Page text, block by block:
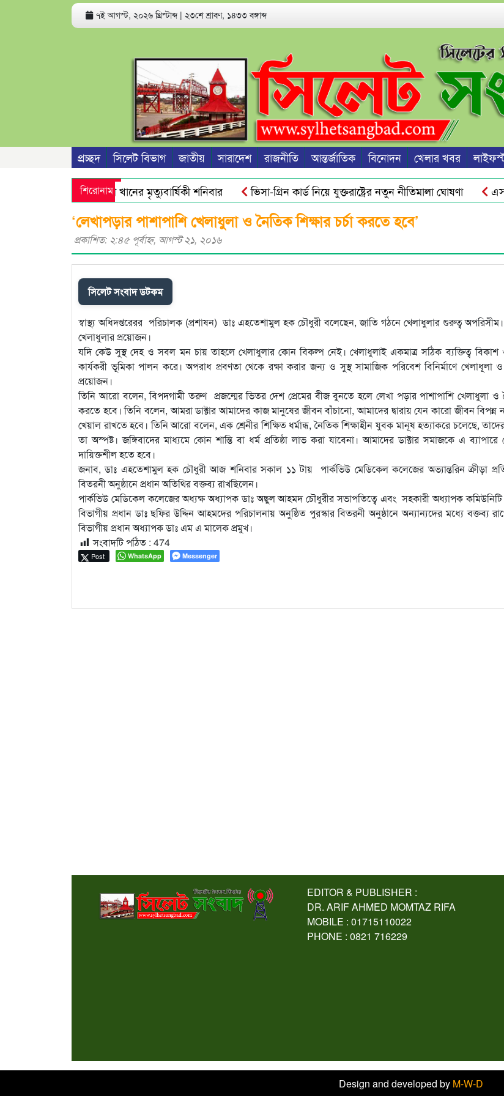
৭ই আগস্ট, ২০২৬ খ্রিস্টাব্দ | ২৩শে শ্রাবণ, ১৪৩৩ বঙ্গাব্দ
প্রচ্ছদ সিলেট বিভাগ জাতীয় সারাদেশ রাজনীতি আন্তর্জাতিক বিনোদন খেলার খবর
শিরোনাম
সভাপতি রজব আলী খানের মৃত্যুবার্ষিকী শনিবার ভিসা-গ্রিন কার্ড নিয়ে যুক্তরাষ্ট্রের নতুন নীতিমালা ঘোষণা
নতুন বাংলাদেশের পথচলা শুরু হবে জুলাই স্মৃতি জাদুঘর থেকে : ড. ইউনূস
‘লেখাপড়ার পাশাপাশি খেলাধুলা ও নৈতিক শিক্ষার চর্চা করতে হবে’
প্রকাশিত: ২:৪৫ পূর্বাহ্ণ, আগস্ট ২১, ২০১৬
সিলেট সংবাদ ডটকম
স্বাস্থ্য অধিদপ্তরেরর পরিচালক (প্রশাষন) ডাঃ এহতেশামুল হক চৌধুরী বলেছেন, জাতি গঠনে খেলাধুলার গুরুত্ব
খেলাধুলার প্রয়োজন।
যদি কেউ সুস্থ দেহ ও সবল মন চায় তাহলে খেলাধুলার কোন বিকল্প নেই। খেলাধুলাই একমাত্র সঠিক ব্যক্তিত্ব বিকাশ
কার্যকরী ভূমিকা পালন করে। অপরাধ প্রবণতা থেকে রক্ষা করার জন্য ও সুস্থ সামাজিক পরিবেশ বিনির্মাণে খেলাধূলা ও
প্রয়োজন।
তিনি আরো বলেন, বিপদগামী তরুণ প্রজন্মের ভিতর দেশ প্রেমের বীজ বুনতে হলে লেখা পড়ার পাশাপাশি খেলাধুলা ও
করতে হবে। তিনি বলেন, আমরা ডাক্টার আমাদের কাজ মানুষের জীবন বাঁচানো, আমাদের দ্বারায় যেন কারো জীবন
খেয়াল রাখতে হবে। তিনি আরো বলেন, এক শ্রেনীর শিক্ষিত ধর্মান্ধ, নৈতিক শিক্ষাহীন যুবক মানূষ হত্যাকরে চলেছে,
তা অস্পষ্ট। জঙ্গিবাদের মাধ্যমে কোন শান্তি বা ধর্ম প্রতিষ্ঠা লাভ করা যাবেনা। আমাদের ডাক্টার সমাজকে এ
দায়িক্তশীল হতে হবে।
জনাব, ডাঃ এহতেশামুল হক চৌধুরী আজ শনিবার সকাল ১১ টায় পার্কভিউ মেডিকেল কলেজের অভ্যান্তরিন ক্রীড়া
বিতরনী অনুষ্ঠানে প্রধান অতিথির বক্তব্য রাখছিলেন।
পার্কভিউ মেডিকেল কলেজের অধ্যক্ষ অধ্যাপক ডাঃ অছুল আহমদ চৌধুরীর সভাপতিত্বে এবং সহকারী অধ্যাপক কমিউনিটি
বিভাগীয় প্রধান ডাঃ ছফির উদ্দিন আহমদের পরিচালনায় অনুষ্ঠিত পুরস্কার বিতরনী অনুষ্ঠানে অন্যান্যদের মধ্যে বক্তব্য
বিভাগীয় প্রধান অধ্যাপক ডাঃ এম এ মালেক প্রমুখ।
সংবাদটি পঠিত : 474
Post WhatsApp Messenger
EDITOR & PUBLISHER :
DR. ARIF AHMED MOMTAZ RIFA
MOBILE : 01715110022
PHONE : 0821 716229
Design and developed by M-W-D